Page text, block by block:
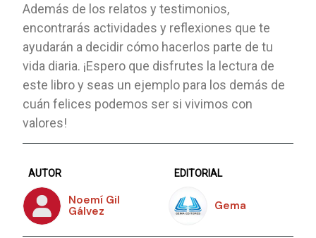
Además de los relatos y testimonios,
encontrarás actividades y reflexiones que te
ayudarán a decidir cómo hacerlos parte de tu
vida diaria. ¡Espero que disfrutes la lectura de
este libro y seas un ejemplo para los demás de
cuán felices podemos ser si vivimos con
valores!
AUTOR
Noemí Gil
Gálvez
EDITORIAL
Gema